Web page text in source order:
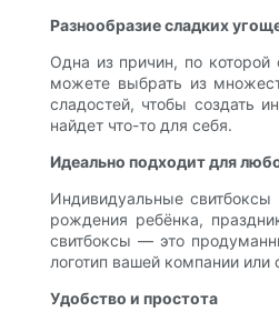
Разнообразие сладких
Одна из причин, по
можете выбрать из
сладостей, чтобы создать
найдет что-то для себя.
Идеально подходит для
Индивидуальные
рождения ребёнка,
свитбоксы — это
логотип вашей компании
Удобство и простота